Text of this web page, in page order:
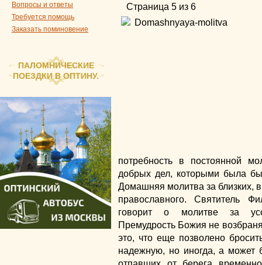
Вопросы и ответы
Требуется помощь
Заказать поминовение
ПАЛОМНИЧЕСКИЕ
ПОЕЗДКИ В ОПТИНУ.
Страница 5 из 6
потребность в постоянной
добрых дел, которыми была бы
Домашняя молитва за близких,
православного. Святитель
говорит о молитве за
Премудрость Божия не
это, что еще позволено
надежную, но иногда, а может